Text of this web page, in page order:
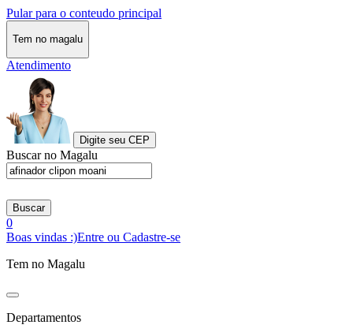
Pular para o conteudo principal
Tem no magalu
Atendimento
Digite seu CEP
Buscar no Magalu
Buscar
0
Boas vindas :)Entre ou Cadastre-se
Tem no Magalu
Departamentos